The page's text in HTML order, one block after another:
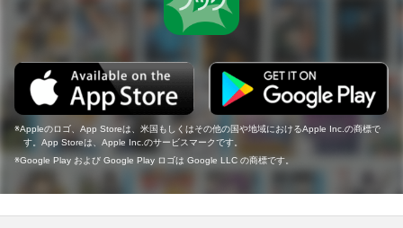
Appleのロゴ、App Storeは、米国もしくはその他の国や地域におけるApple Inc.の商標で
す。App Storeは、Apple Inc.のサービスマークです。
Google Play および Google Play ロゴは Google LLC の商標です。